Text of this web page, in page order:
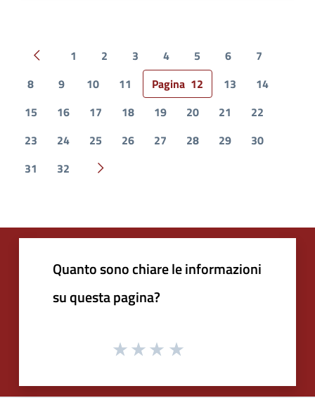
Pagina precedente
1 2 3 4 5 6
7
8
9 10 11 Pagina 12 13
14
15
16 17 18 19 20 21
22
23
24 25 26 27 28 29
30
31
32 Pagina successiva
Quanto sono chiare le informazioni
su questa pagina?